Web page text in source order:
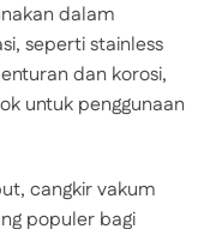
dalam
seperti stainless
dan korosi,
untuk penggunaan
cangkir vakum
populer bagi